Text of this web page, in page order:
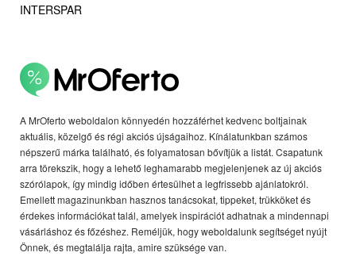
A MrOferto weboldalon könnyedén hozzáférhet kedvenc boltjainak
aktuális, közelgő és régi akciós újságaihoz. Kínálatunkban számos
népszerű márka található, és folyamatosan bővítjük a listát. Csapatunk
arra törekszik, hogy a lehető leghamarabb megjelenjenek az új akciós
szórólapok, így mindig időben értesülhet a legfrissebb ajánlatokról.
Emellett magazinunkban hasznos tanácsokat, tippeket, trükköket és
érdekes információkat talál, amelyek inspirációt adhatnak a mindennapi
vásárláshoz és főzéshez. Reméljük, hogy weboldalunk segítséget nyújt
Önnek, és megtalálja rajta, amire szüksége van.
INTERSPAR